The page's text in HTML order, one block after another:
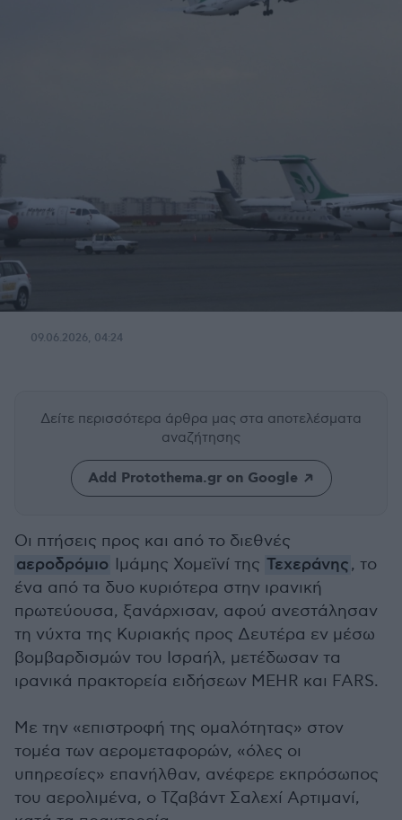
09.06.2026, 04:24
Δείτε περισσότερα άρθρα μας στα αποτελέσματα
αναζήτησης
Add Protothema.gr on Google
Οι πτήσεις προς και από το διεθνές
αεροδρόμιο Ιμάμης Χομεϊνί της Τεχεράνης, το
ένα από τα δυο κυριότερα στην ιρανική
πρωτεύουσα, ξανάρχισαν, αφού ανεστάλησαν
τη νύχτα της Κυριακής προς Δευτέρα εν μέσω
βομβαρδισμών του Ισραήλ, μετέδωσαν τα
ιρανικά πρακτορεία ειδήσεων MEHR και FARS.
Με την «επιστροφή της ομαλότητας» στον
τομέα των αερομεταφορών, «όλες οι
υπηρεσίες» επανήλθαν, ανέφερε εκπρόσωπος
του αερολιμένα, ο Τζαβάντ Σαλεχί Αρτιμανί,